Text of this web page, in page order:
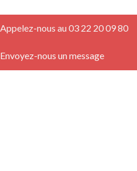
Appelez-nous au 03 22 20 09 80
Envoyez-nous un message